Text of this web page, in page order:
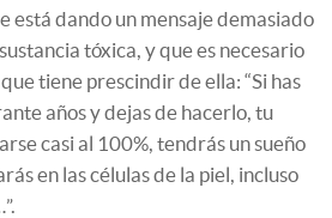
está dando un mensaje demasiado
tóxica, y que es necesario
tiene prescindir de ella: “Si has
años y dejas de hacerlo, tu
casi al 100%, tendrás un sueño
en las células de la piel, incluso